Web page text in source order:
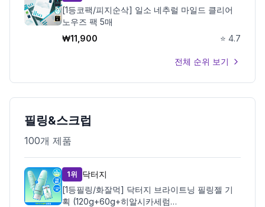
[1등코팩/피지순삭] 일소 네추럴 마일드 클리어
노우즈 팩 5매
₩11,900 ⭐ 4.7
전체 순위 보기
필링&스크럽
100개 제품
1위
닥터지
[1등필링/화잘먹] 닥터지 브라이트닝 필링젤 기
획 (120g+60g+히알시카세럼